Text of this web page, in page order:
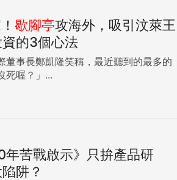
歇腳亭攻海外，吸引汶萊王
的3個心法
董事長鄭凱隆笑稱，最近聽到的最多的
死喔？」...
年苦戰啟示》只拚產品研
阱？